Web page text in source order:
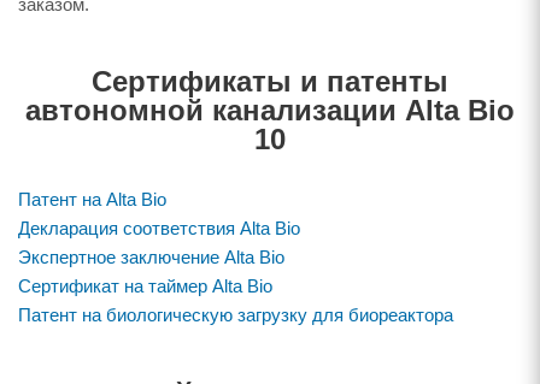
Сертификаты и патенты
автономной канализации Alta Bio
10
Патент на Alta Bio
Декларация соответствия Alta Bio
Экспертное заключение Alta Bio
Сертификат на таймер Alta Bio
Патент на биологическую загрузку для биореактора